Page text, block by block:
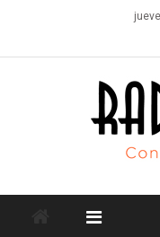
content